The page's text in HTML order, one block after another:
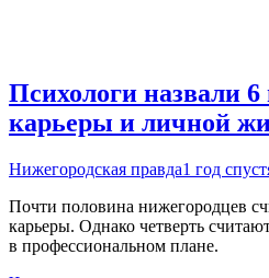
Психологи назвали
карьеры и личной
Нижегородская правда1 год
Почти половина нижегородцев
карьеры. Однако четверть
в профессиональном плане.